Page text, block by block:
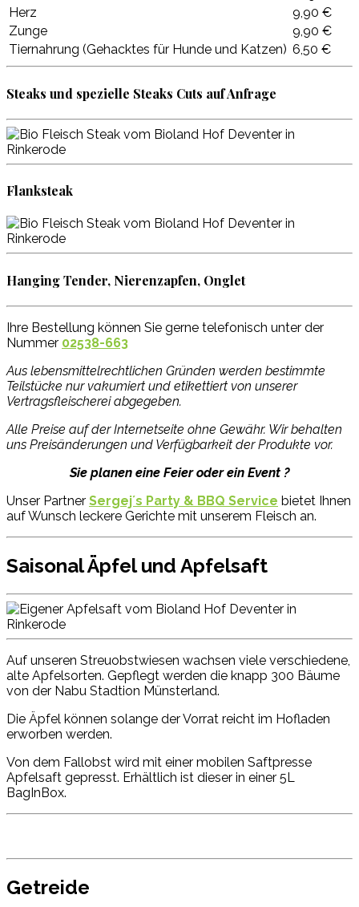
Herz
9,90 €
Zunge
9,90 €
Tiernahrung (Gehacktes für Hunde und Katzen) 6,50 €
Steaks und spezielle Steaks Cuts auf Anfrage
Flanksteak
Hanging Tender, Nierenzapfen, Onglet
Ihre Bestellung können Sie gerne telefonisch unter der
Nummer 02538-663
Aus lebensmittelrechtlichen Gründen werden bestimmte
Teilstücke nur vakumiert und etikettiert von unserer
Vertragsfleischerei abgegeben.
Alle Preise auf der Internetseite ohne Gewähr. Wir behalten
uns Preisänderungen und Verfügbarkeit der Produkte vor.
Sie planen eine Feier oder ein Event ?
Unser Partner Sergej´s Party & BBQ Service bietet Ihnen
auf Wunsch leckere Gerichte mit unserem Fleisch an.
SaisonalÄpfel und Apfelsaft
Auf unseren Streuobstwiesen wachsen viele verschiedene,
alte Apfelsorten. Gepflegt werden die knapp 300 Bäume
von der Nabu Stadtion Münsterland.
Die Äpfel können solange der Vorrat reicht im Hofladen
erworben werden.
Von dem Fallobst wird mit einer mobilen Saftpresse
Apfelsaft gepresst. Erhältlich ist dieser in einer 5L
BagInBox.
Getreide